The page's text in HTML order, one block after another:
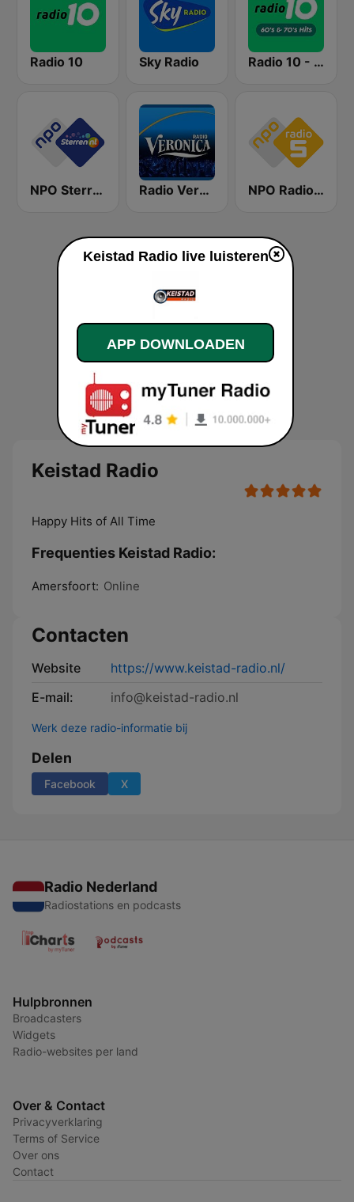
Radio 10 Sky Radio Radio 10 - 60s & 70s Hits
NPO Sterren Radio Veronica NPO Radio 5
Keistad Radio
Happy Hits of All Time
Frequenties Keistad Radio:
Amersfoort: Online
Contacten
Website
https://www.keistad-radio.nl/
E-mail:
info@keistad-radio.nl
Werk deze radio-informatie bij
Delen
Facebook X
Radio Nederland
Radiostations en podcasts
Hulpbronnen
Broadcasters
Widgets
Radio-websites per land
Over & Contact
Privacyverklaring
Terms of Service
Over ons
Contact
Keistad Radio live luisteren
APP DOWNLOADEN